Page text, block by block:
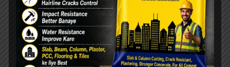
रेलवे बोर्ड अध्यक्ष को मिला कार्यकाल विस्तार, परामर्श
दात्री समिति सदस्य पंकज श्रीवास्तव ने दी शुभकामनायें